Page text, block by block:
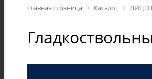
Главная страница Каталог